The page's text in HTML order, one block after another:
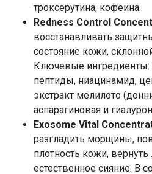
троксерутина, кофеина.
Redness Control
восстанавливать
состояние кожи,
Ключевые ингредиенты:
пептиды, ниацинамид,
экстракт мелилото
аспарагиновая и
Exosome Vital
разгладить морщины,
плотность кожи,
естественное сияние. В